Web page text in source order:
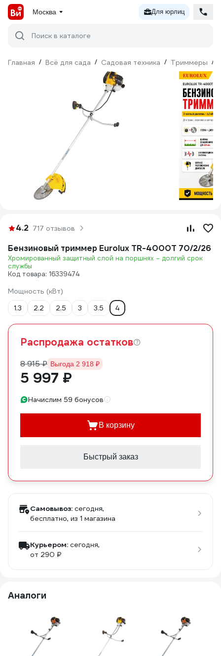
Москва Для юрлиц
Поиск в каталоге
Главная / Всё для сада / Садовая техника / Триммеры /
4.2 717 отзывов
Бензиновый триммер Eurolux TR-4000T 70/2/26
Хромированный защитный слой на поршнях – долгий срок
службы
Код товара: 16339474
Мощность (кВт)
1.3
2.2 2.5 3 3.5 4
Распродажа остатков
8 915 ₽ Выгода 2 918 ₽
5 997 ₽
Начислим 59 бонусов
В корзину
Быстрый заказ
Самовывоз: сегодня,
бесплатно, из 1 магазина
Курьером: сегодня,
от 290 ₽
Аналоги